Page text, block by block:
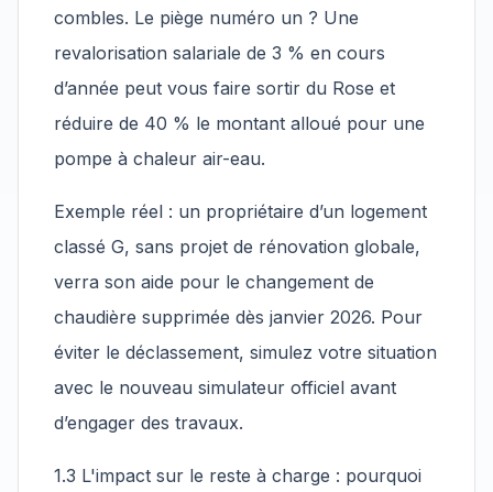
combles. Le piège numéro un ? Une
revalorisation salariale de 3 % en cours
d’année peut vous faire sortir du Rose et
réduire de 40 % le montant alloué pour une
pompe à chaleur air-eau.
Exemple réel : un propriétaire d’un logement
classé G, sans projet de rénovation globale,
verra son aide pour le changement de
chaudière supprimée dès janvier 2026. Pour
éviter le déclassement, simulez votre situation
avec le nouveau simulateur officiel avant
d’engager des travaux.
1.3 L'impact sur le reste à charge : pourquoi